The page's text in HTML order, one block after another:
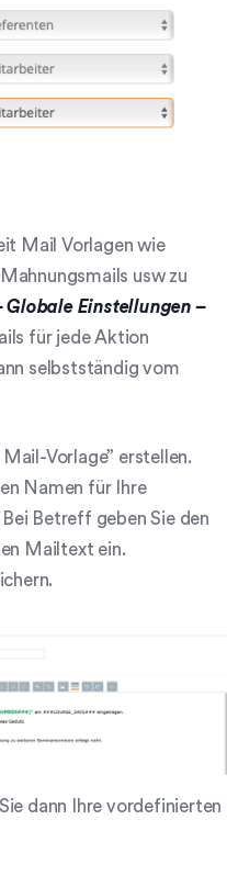
Mail Vorlagen wie
usw zu
Globale Einstellungen –
für jede Aktion
selbstständig vom
Vorlage” erstellen.
Namen für Ihre
Betreff geben Sie den
Mailtext ein.
dann Ihre vordefinierten